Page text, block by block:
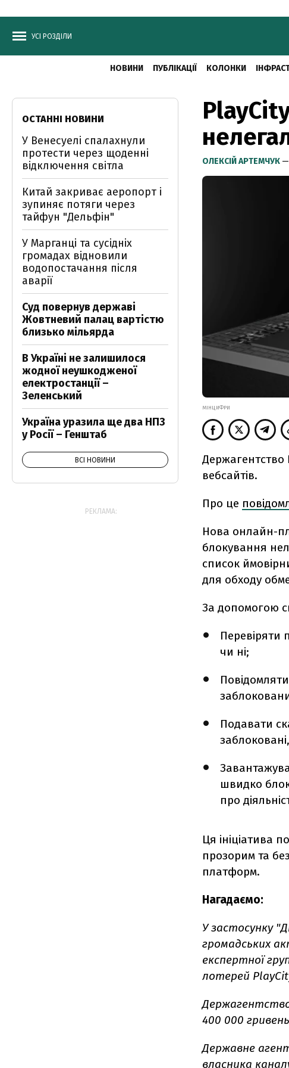
УСІ РОЗДІЛИ
НОВИНИ ПУБЛІКАЦІЇ КОЛОНКИ
ОЛЕКСІЙ АРТЕМЧУК —
МІНЦИФРИ
Держагентство
вебсайтів.
Про це
Нова онлайн-
блокування
список
для обходу
За допомогою
Перевіряти
чи ні;
Подавати
швидко
про
Ця ініціатива
прозорим та
платформ.
Нагадаємо:
У застосунку
громадських
експертної
лотерей
400 000
Державне
власника
ОСТАННІ НОВИНИ
У Венесуелі спалахнули
протести через щоденні
відключення світла
Китай закриває аеропорт і
зупиняє потяги через
тайфун "Дельфін"
У Марганці та сусідніх
громадах відновили
водопостачання після
аварії
Суд повернув державі
Жовтневий палац вартістю
близько мільярда
В Україні не залишилося
жодної неушкодженої
електростанції –
Зеленський
Україна уразила ще два НПЗ
у Росії – Генштаб
ВСІ НОВИНИ
РЕКЛАМА: